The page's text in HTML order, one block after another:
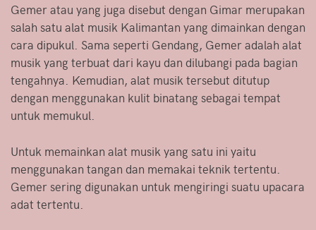
Gemer atau yang juga disebut dengan Gimar merupakan
salah satu alat musik Kalimantan yang dimainkan dengan
cara dipukul. Sama seperti Gendang, Gemer adalah alat
musik yang terbuat dari kayu dan dilubangi pada bagian
tengahnya. Kemudian, alat musik tersebut ditutup
dengan menggunakan kulit binatang sebagai tempat
untuk memukul.
Untuk memainkan alat musik yang satu ini yaitu
menggunakan tangan dan memakai teknik tertentu.
Gemer sering digunakan untuk mengiringi suatu upacara
adat tertentu.